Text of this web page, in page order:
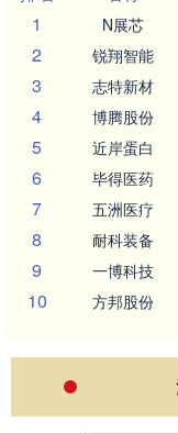
1
N展芯
2 锐翔智能
3 志特新材
4 博腾股份
5 近岸蛋白
6 毕得医药
7 五洲医疗
8 耐科装备
9 一博科技
10 方邦股份